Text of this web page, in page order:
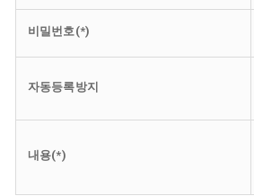
비밀번호(*)
자동등록방지
내용(*)